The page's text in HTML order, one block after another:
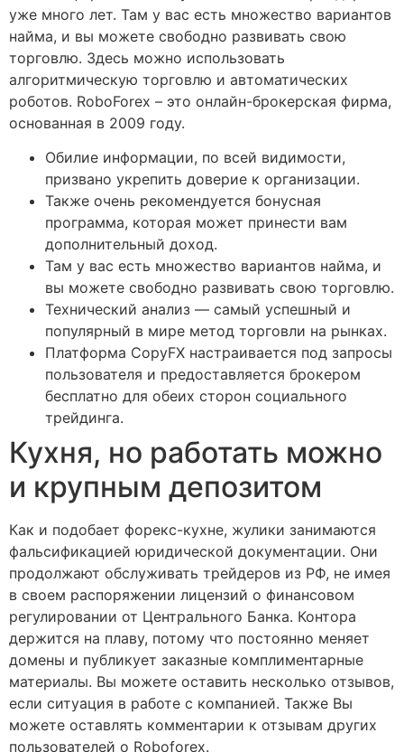
уже много лет. Там у вас есть множество вариантов
найма, и вы можете свободно развивать свою
торговлю. Здесь можно использовать
алгоритмическую торговлю и автоматических
роботов. RoboForex – это онлайн-брокерская фирма,
основанная в 2009 году.
Обилие информации, по всей видимости,
призвано укрепить доверие к организации.
Также очень рекомендуется бонусная
программа, которая может принести вам
дополнительный доход.
Там у вас есть множество вариантов найма, и
вы можете свободно развивать свою торговлю.
Технический анализ — самый успешный и
популярный в мире метод торговли на рынках.
Платформа CopyFX настраивается под запросы
пользователя и предоставляется брокером
бесплатно для обеих сторон социального
трейдинга.
Кухня, но работать можно
и крупным депозитом
Как и подобает форекс-кухне, жулики занимаются
фальсификацией юридической документации. Они
продолжают обслуживать трейдеров из РФ, не имея
в своем распоряжении лицензий о финансовом
регулировании от Центрального Банка. Контора
держится на плаву, потому что постоянно меняет
домены и публикует заказные комплиментарные
материалы. Вы можете оставить несколько отзывов,
если ситуация в работе с компанией. Также Вы
можете оставлять комментарии к отзывам других
пользователей о Roboforex.